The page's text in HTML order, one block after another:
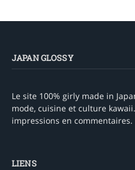
JAPAN GLOSSY
Le site 100% girly made in
mode, cuisine et culture
impressions en commentaires.
LIENS